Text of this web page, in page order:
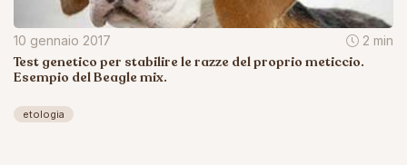
10 gennaio 2017 2 min
Test genetico per stabilire le razze del proprio meticcio.
Esempio del Beagle mix.
etologia